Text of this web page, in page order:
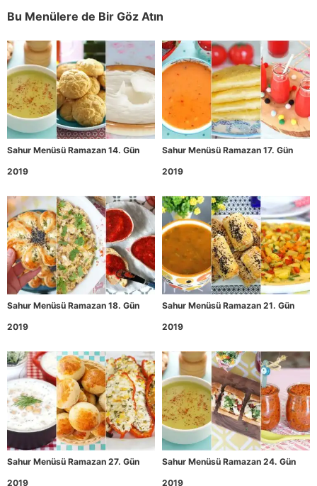
Bu Menülere de Bir Göz Atın
Sahur Menüsü Ramazan 14. Gün
2019
Sahur Menüsü Ramazan 17. Gün
2019
Sahur Menüsü Ramazan 18. Gün
2019
Sahur Menüsü Ramazan 21. Gün
2019
Sahur Menüsü Ramazan 27. Gün
2019
Sahur Menüsü Ramazan 24. Gün
2019